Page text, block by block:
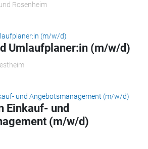
Rosenheim
Umlaufplaner:in (m/w/d)
Einkauf- und
(m/w/d)